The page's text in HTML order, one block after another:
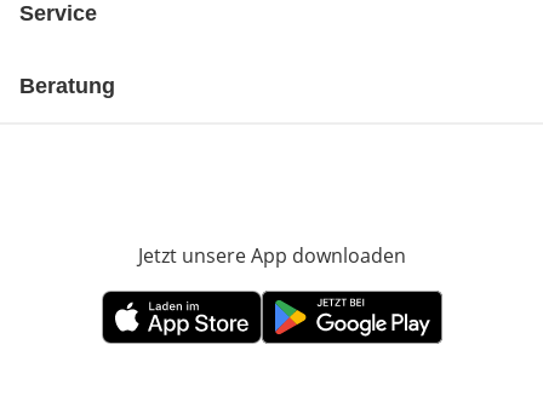
Service
Beratung
Jetzt unsere App downloaden
Öffnet in neuem FensterÖffnet in neuem Fenster